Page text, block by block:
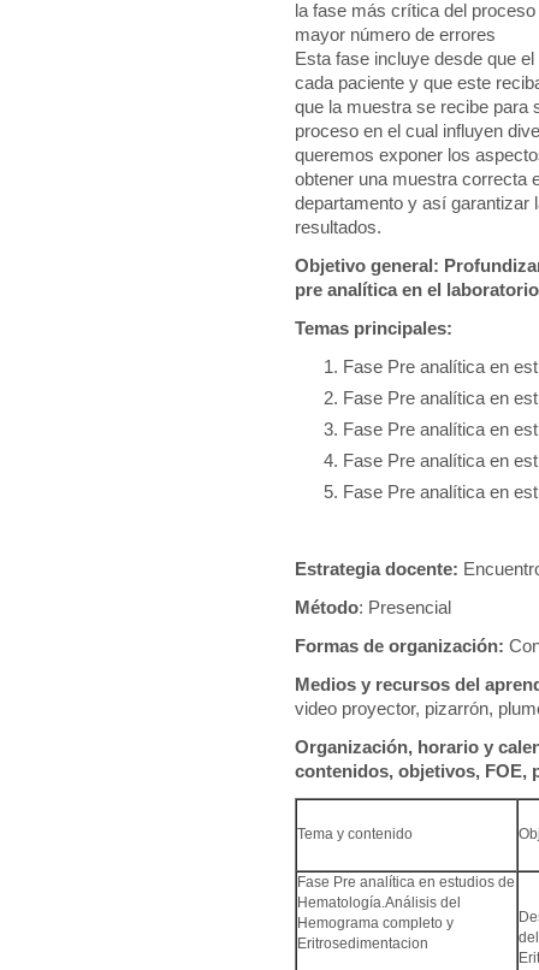
la fase más crítica del
mayor número de errores
Esta fase incluye desde que
cada paciente y que este
que la muestra se recibe para
proceso en el cual influyen
queremos exponer los
obtener una muestra correcta
departamento y así garantizar
resultados.
Objetivo general:
pre analítica en el
Temas principales:
Fase Pre analítica en
Fase Pre analítica en
Fase Pre analítica en
Fase Pre analítica en
Fase Pre analítica en
Estrategia docente:
Método: Presencial
Formas de organización:
Medios y recursos del
video proyector, pizarrón,
Organización, horario y
contenidos, objetivos, FOE,
Tema y contenido
Fase Pre analítica en estudios de
Hematología.Análisis del
Hemograma completo y
Eritrosedimentacion